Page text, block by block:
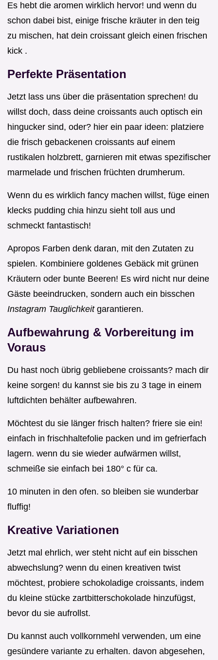
Es hebt die aromen wirklich hervor! und wenn du
schon dabei bist, einige frische kräuter in den teig
zu mischen, hat dein croissant gleich einen frischen
kick .
Perfekte Präsentation
Jetzt lass uns über die präsentation sprechen! du
willst doch, dass deine croissants auch optisch ein
hingucker sind, oder? hier ein paar ideen: platziere
die frisch gebackenen croissants auf einem
rustikalen holzbrett, garnieren mit etwas spezifischer
marmelade und frischen früchten drumherum.
Wenn du es wirklich fancy machen willst, füge einen
klecks pudding chia hinzu sieht toll aus und
schmeckt fantastisch!
Apropos Farben denk daran, mit den Zutaten zu
spielen. Kombiniere goldenes Gebäck mit grünen
Kräutern oder bunte Beeren! Es wird nicht nur deine
Gäste beeindrucken, sondern auch ein bisschen
Instagram Tauglichkeit garantieren.
Aufbewahrung & Vorbereitung im
Voraus
Du hast noch übrig gebliebene croissants? mach dir
keine sorgen! du kannst sie bis zu 3 tage in einem
luftdichten behälter aufbewahren.
Möchtest du sie länger frisch halten? friere sie ein!
einfach in frischhaltefolie packen und im gefrierfach
lagern. wenn du sie wieder aufwärmen willst,
schmeiße sie einfach bei 180° c für ca.
10 minuten in den ofen. so bleiben sie wunderbar
fluffig!
Kreative Variationen
Jetzt mal ehrlich, wer steht nicht auf ein bisschen
abwechslung? wenn du einen kreativen twist
möchtest, probiere schokoladige croissants, indem
du kleine stücke zartbitterschokolade hinzufügst,
bevor du sie aufrollst.
Du kannst auch vollkornmehl verwenden, um eine
gesündere variante zu erhalten. davon abgesehen,